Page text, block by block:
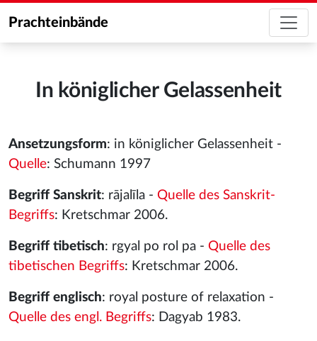
Prachteinbände
In königlicher Gelassenheit
Ansetzungsform: in königlicher Gelassenheit -
Quelle: Schumann 1997
Begriff Sanskrit: rājalīla - Quelle des Sanskrit-
Begriffs: Kretschmar 2006.
Begriff tibetisch: rgyal po rol pa - Quelle des
tibetischen Begriffs: Kretschmar 2006.
Begriff englisch: royal posture of relaxation -
Quelle des engl. Begriffs: Dagyab 1983.